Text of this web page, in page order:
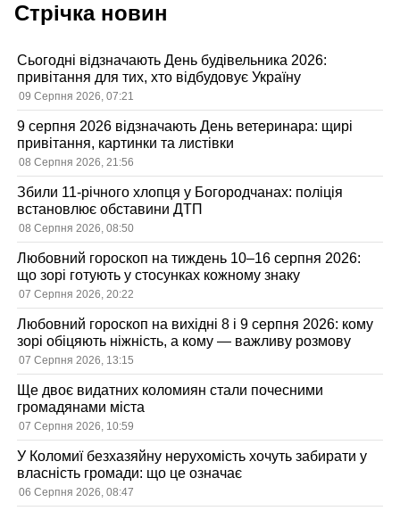
Стрічка новин
Сьогодні відзначають День будівельника 2026:
привітання для тих, хто відбудовує Україну
09 Серпня 2026, 07:21
9 серпня 2026 відзначають День ветеринара: щирі
привітання, картинки та листівки
08 Серпня 2026, 21:56
Збили 11-річного хлопця у Богородчанах: поліція
встановлює обставини ДТП
08 Серпня 2026, 08:50
Любовний гороскоп на тиждень 10–16 серпня 2026:
що зорі готують у стосунках кожному знаку
07 Серпня 2026, 20:22
Любовний гороскоп на вихідні 8 і 9 серпня 2026: кому
зорі обіцяють ніжність, а кому — важливу розмову
07 Серпня 2026, 13:15
Ще двоє видатних коломиян стали почесними
громадянами міста
07 Серпня 2026, 10:59
У Коломиї безхазяйну нерухомість хочуть забирати у
власність громади: що це означає
06 Серпня 2026, 08:47